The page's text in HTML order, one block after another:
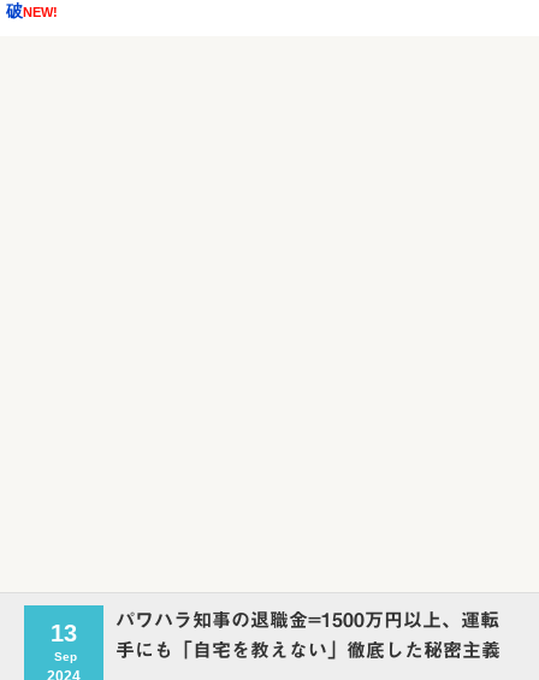
破NEW!
13
Sep
2024
パワハラ知事の退職金=1500万円以上、運転
手にも「自宅を教えない」徹底した秘密主義